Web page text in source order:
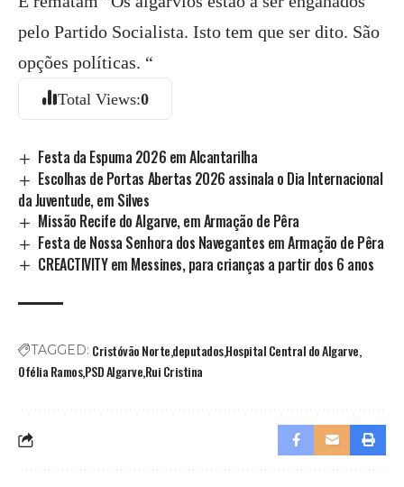
pelo Partido Socialista. Isto tem que ser dito. São
opções políticas. “
Total Views:0
Festa da Espuma 2026 em Alcantarilha
Escolhas de Portas Abertas 2026 assinala o Dia Internacional
da Juventude, em Silves
Missão Recife do Algarve, em Armação de Pêra
Festa de Nossa Senhora dos Navegantes em Armação de Pêra
CREACTIVITY em Messines, para crianças a partir dos 6 anos
TAGGED: Cristóvão NortedeputadosHospital Central do Algarve
Ofélia RamosPSD AlgarveRui Cristina